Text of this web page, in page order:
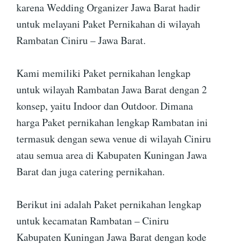
karena Wedding Organizer Jawa Barat hadir
untuk melayani Paket Pernikahan di wilayah
Rambatan Ciniru – Jawa Barat.
Kami memiliki Paket pernikahan lengkap
untuk wilayah Rambatan Jawa Barat dengan 2
konsep, yaitu Indoor dan Outdoor. Dimana
harga Paket pernikahan lengkap Rambatan ini
termasuk dengan sewa venue di wilayah Ciniru
atau semua area di Kabupaten Kuningan Jawa
Barat dan juga catering pernikahan.
Berikut ini adalah Paket pernikahan lengkap
untuk kecamatan Rambatan – Ciniru
Kabupaten Kuningan Jawa Barat dengan kode